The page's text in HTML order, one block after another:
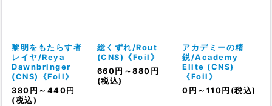
黎明をもたらす者
レイヤ/Reya
Dawnbringer
(CNS)《Foil》
380 円 ～440 円
(税込)
総くずれ/Rout
(CNS)《Foil》
660 円 ～880 円
(税込)
アカデミーの精
鋭/Academy
Elite (CNS)
《Foil》
0 円 ～110 円 (税込)